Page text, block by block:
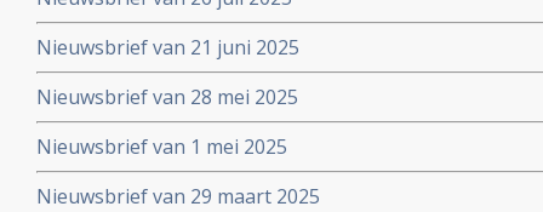
Nieuwsbrief van 21 juni 2025
Nieuwsbrief van 28 mei 2025
Nieuwsbrief van 1 mei 2025
Nieuwsbrief van 29 maart 2025